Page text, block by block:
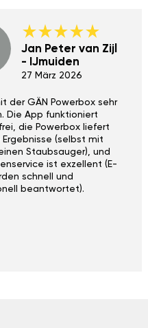
Jan Peter van Zijl
- IJmuiden
27 März 2026
der GÄN Powerbox sehr
Die App funktioniert
die Powerbox liefert
Ergebnisse (selbst mit
Staubsauger), und
ist exzellent (E-
schnell und
beantwortet).